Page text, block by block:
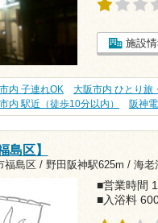
施設
内 子連れOK 大阪市内 ひとり旅
内 駅近（徒歩10分以内）
阪神
島区】
福島区 / 野田阪神駅625m / 海老
■営業時間
■入浴料